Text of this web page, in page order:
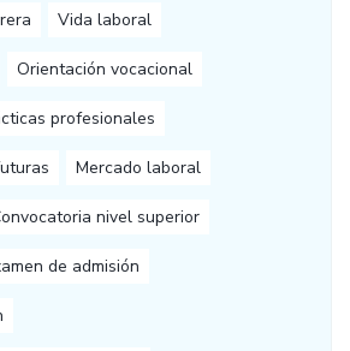
Vida laboral
Orientación vocacional
profesionales
Mercado laboral
nivel superior
de admisión